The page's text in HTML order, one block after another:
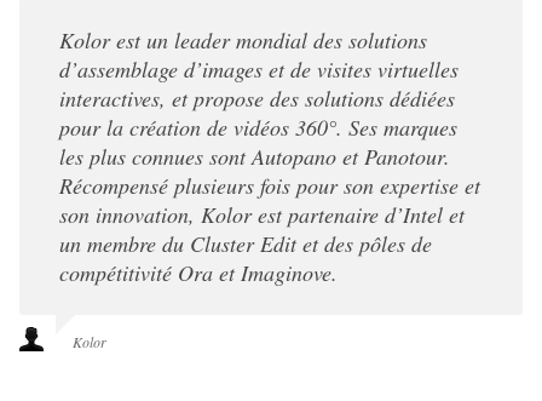
Kolor est un leader mondial des solutions
d’assemblage d’images et de visites virtuelles
interactives, et propose des solutions dédiées
pour la création de vidéos 360°. Ses marques
les plus connues sont Autopano et Panotour.
Récompensé plusieurs fois pour son expertise et
son innovation, Kolor est partenaire d’Intel et
un membre du Cluster Edit et des pôles de
compétitivité Ora et Imaginove.
Kolor